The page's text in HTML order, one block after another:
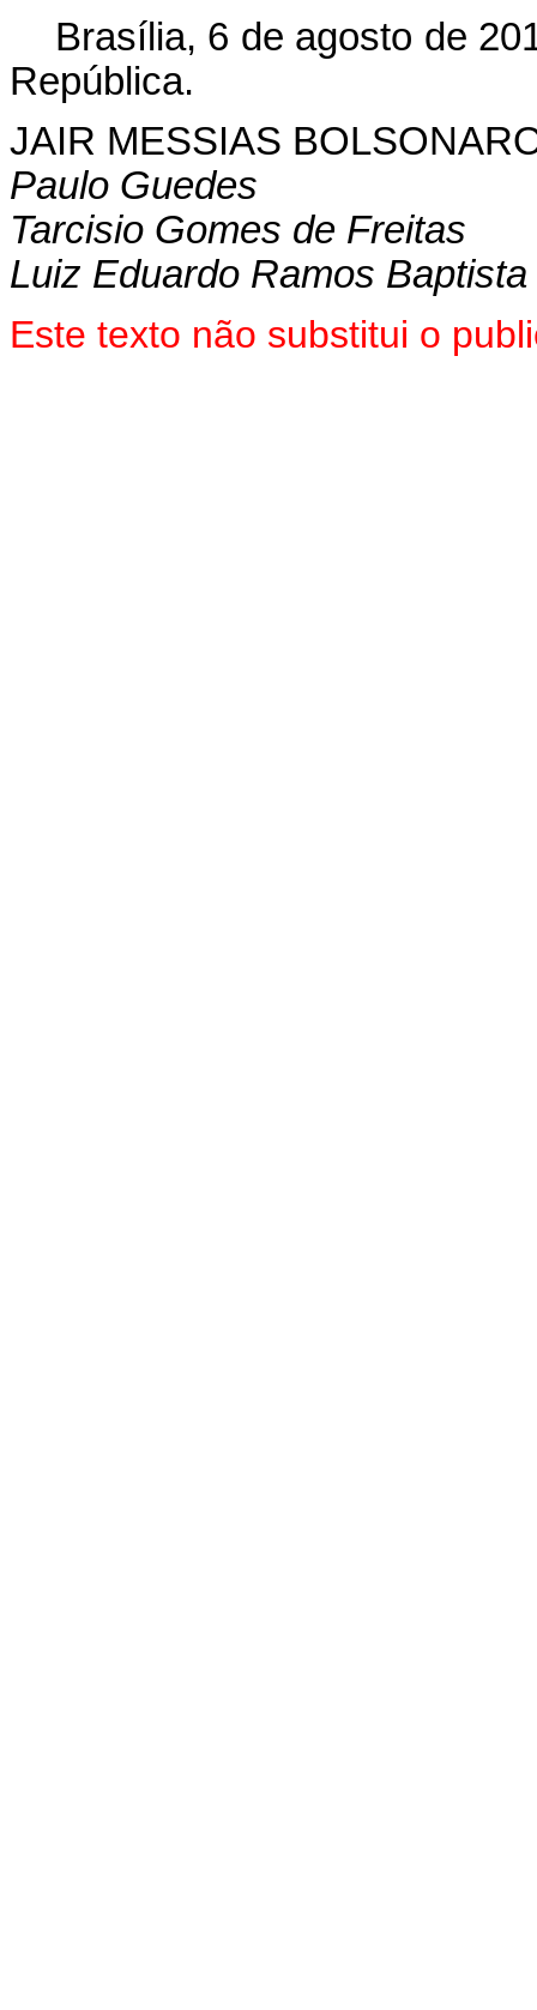
Brasília, 6 de agosto de
República.
JAIR MESSIAS
Paulo Guedes
Tarcisio Gomes de Freitas
Luiz Eduardo Ramos
Este texto não substitui o